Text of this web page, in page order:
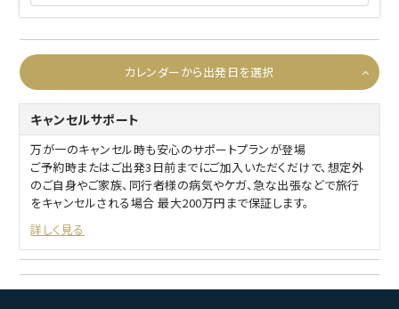
カレンダーから出発日を選択
キャンセルサポート
万が一のキャンセル時も安心のサポートプランが登場
ご予約時またはご出発3日前までにご加入いただくだけで、想定外
のご自身やご家族、同行者様の病気やケガ、急な出張などで旅行
をキャンセルされる場合 最大200万円まで保証します。
詳しく見る